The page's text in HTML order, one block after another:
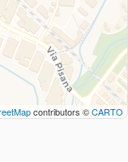
contributors ©CARTO